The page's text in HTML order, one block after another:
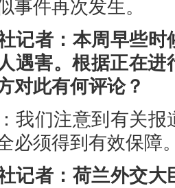
事件再次发生。
记者：本周早些
遇害。根据正在
对此有何评论？
我们注意到有关
必须得到有效保障
记者：荷兰外交